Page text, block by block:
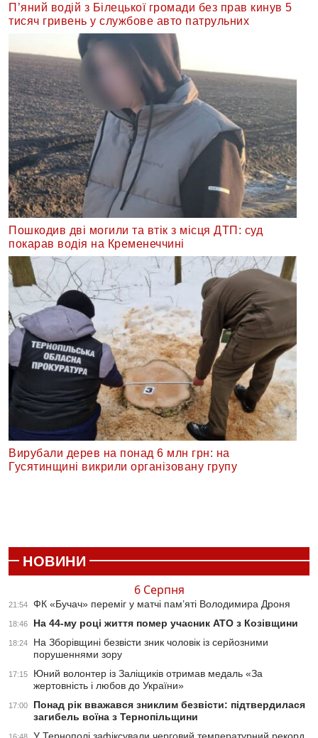
П’яний водій з Білецької громади без прав кинув 5
тисяч гривень у службове авто патрульних
Пошкодив дві могили та втік з місця ДТП: суд
покарав водія на Кременеччині
Вирубали дерев на понад 6 млн грн: на
Гусятинщині викрили організовану групу
НОВИНИ
6 Серпня
21:54 ФК «Бучач» переміг у матчі пам’яті Володимира Дроня
18:46 На 44-му році життя помер учасник АТО з Козівщини
18:24
На Зборівщині безвісти зник чоловік із серйозними
порушеннями зору
17:15
Юний волонтер із Заліщиків отримав медаль «За
жертовність і любов до України»
17:00
Понад рік вважався зниклим безвісти: підтвердилася
загибель воїна з Тернопільщини